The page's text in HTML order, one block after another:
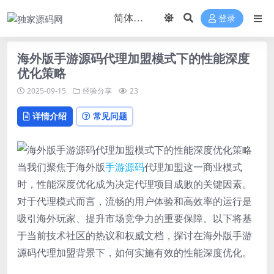
登录
海外版手游源码代理加盟模式下的性能深度
优化策略
2025-09-15 经验分享 23
详情介绍 常见问题
当我们聚焦于海外版手游源码代理加盟这一商业模式
时，性能深度优化成为决定代理项目成败的关键因素。
对于代理模式而言，流畅的用户体验和高效率的运行是
吸引海外玩家、提升市场竞争力的重要保障。以下将基
于当前技术社区的热议和权威文档，探讨在海外版手游
源码代理加盟背景下，如何实施有效的性能深度优化。